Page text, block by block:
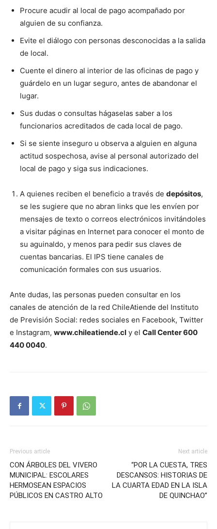
Procure acudir al local de pago acompañado por
alguien de su confianza.
Evite el diálogo con personas desconocidas a la salida
de local.
Cuente el dinero al interior de las oficinas de pago y
guárdelo en un lugar seguro, antes de abandonar el
lugar.
Sus dudas o consultas hágaselas saber a los
funcionarios acreditados de cada local de pago.
Si se siente inseguro u observa a alguien en alguna
actitud sospechosa, avise al personal autorizado del
local de pago y siga sus indicaciones.
A quienes reciben el beneficio a través de depósitos,
se les sugiere que no abran links que les envíen por
mensajes de texto o correos electrónicos invitándoles
a visitar páginas en Internet para conocer el monto de
su aguinaldo, y menos para pedir sus claves de
cuentas bancarias. El IPS tiene canales de
comunicación formales con sus usuarios.
Ante dudas, las personas pueden consultar en los
canales de atención de la red ChileAtiende del Instituto
de Previsión Social: redes sociales en Facebook, Twitter
e Instagram, www.chileatiende.cl y el Call Center 600
440 0040.
Previous article
CON ÁRBOLES DEL VIVERO
MUNICIPAL: ESCOLARES
HERMOSEAN ESPACIOS
PÚBLICOS EN CASTRO ALTO
Next article
“POR LA CUESTA, TRES
DESCANSOS: HISTORIAS DE
LA CUARTA EDAD EN LA ISLA
DE QUINCHAO”